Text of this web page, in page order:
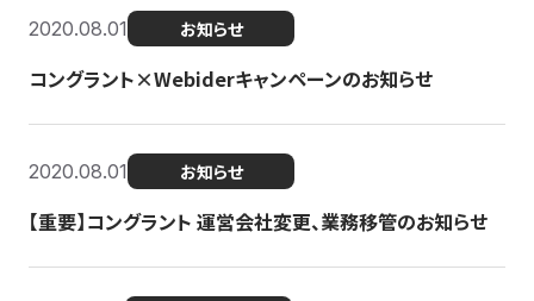
2020.08.01 お知らせ
コングラント×Webiderキャンペーンのお知らせ
2020.08.01 お知らせ
【重要】コングラント 運営会社変更、業務移管のお知らせ